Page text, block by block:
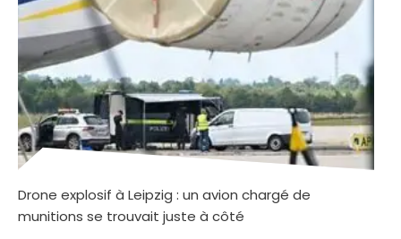
Drone explosif à Leipzig : un avion chargé de
munitions se trouvait juste à côté